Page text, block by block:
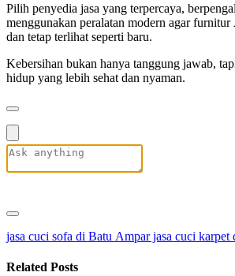
Pilih penyedia jasa yang terpercaya,
menggunakan peralatan modern agar
dan tetap terlihat seperti baru.
Kebersihan bukan hanya tanggung jawab,
hidup yang lebih sehat dan nyaman.
jasa cuci sofa di Batu Amparjasa cuci karpet
Related Posts